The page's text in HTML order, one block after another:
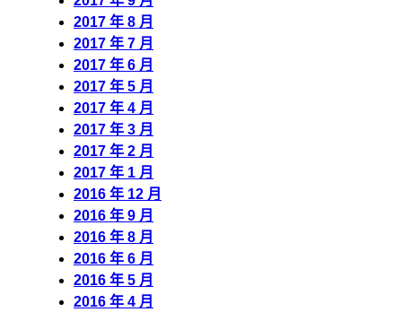
2017 年 8 月
2017 年 7 月
2017 年 6 月
2017 年 5 月
2017 年 4 月
2017 年 3 月
2017 年 2 月
2017 年 1 月
2016 年 12 月
2016 年 9 月
2016 年 8 月
2016 年 6 月
2016 年 5 月
2016 年 4 月